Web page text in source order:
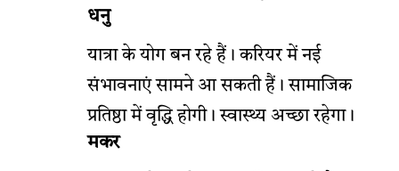
धनु
यात्रा के योग बन रहे हैं। करियर में नई
संभावनाएं सामने आ सकती हैं। सामाजिक
प्रतिष्ठा में वृद्धि होगी। स्वास्थ्य अच्छा रहेगा।
मकर